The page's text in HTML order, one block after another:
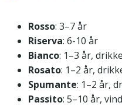
Rosso: 3–7 år
Riserva: 6-10 år
Bianco: 1–3 år,
Rosato: 1–2 år,
Spumante: 1–2 år,
Passito: 5–10 år,